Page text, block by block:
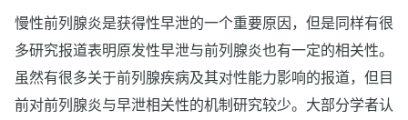
慢性前列腺炎是获得性早泄的一个重要原因，但是同样有很
多研究报道表明原发性早泄与前列腺炎也有一定的相关性。
虽然有很多关于前列腺疾病及其对性能力影响的报道，但目
前对前列腺炎与早泄相关性的机制研究较少。大部分学者认